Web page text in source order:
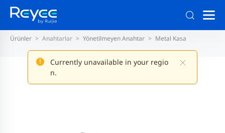
Currently unavailable in your regio
n.
Ürünler Anahtarlar Yönetilmeyen Anahtar Metal Kasa